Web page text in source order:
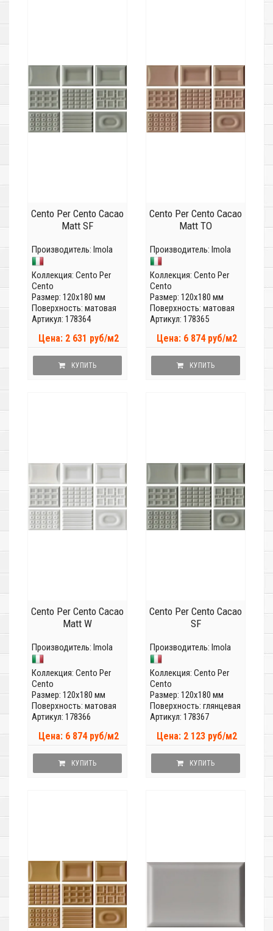
Cento Per Cento Cacao
Matt SF
Производитель: Imola
Коллекция: Cento Per
Cento
Размер: 120x180 мм
Поверхность: матовая
Артикул: 178364
Цена: 2 631 руб/м2
КУПИТЬ
Cento Per Cento Cacao
Matt TO
Производитель: Imola
Коллекция: Cento Per
Cento
Размер: 120x180 мм
Поверхность: матовая
Артикул: 178365
Цена: 6 874 руб/м2
КУПИТЬ
Cento Per Cento Cacao
Matt W
Производитель: Imola
Коллекция: Cento Per
Cento
Размер: 120x180 мм
Поверхность: матовая
Артикул: 178366
Цена: 6 874 руб/м2
КУПИТЬ
Cento Per Cento Cacao
SF
Производитель: Imola
Коллекция: Cento Per
Cento
Размер: 120x180 мм
Поверхность: глянцевая
Артикул: 178367
Цена: 2 123 руб/м2
КУПИТЬ